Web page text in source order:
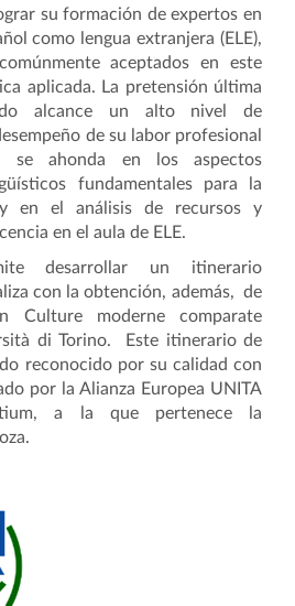
su formación de expertos en
como lengua extranjera (ELE),
aceptados en este
aplicada. La pretensión última
alcance un alto nivel de
de su labor profesional
se ahonda en los aspectos
fundamentales para la
y en el análisis de recursos y
en el aula de ELE.
desarrollar un itinerario
con la obtención, además, de
Culture moderne comparate
di Torino.
Este itinerario de
reconocido por su calidad con
por la Alianza Europea UNITA
a la que pertenece la